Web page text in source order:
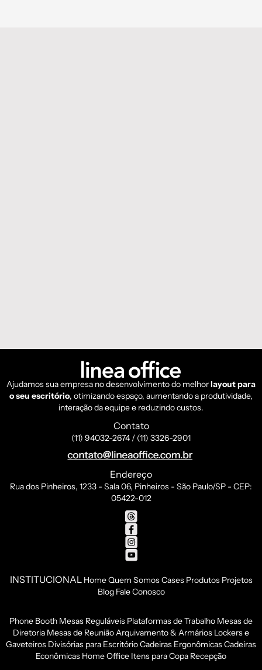
Ajudamos sua empresa no desenvolvimento do melhorlayout para
o seu escritório, otimizando espaço, aumentando a produtividade,
interação da equipe e reduzindo custos.
Contato
(11) 94032-2674 / (11) 3326-2901
Endereço
Rua dos Pinheiros, 1233 - Sala 06, Pinheiros - São Paulo/SP - CEP:
05422-012
INSTITUCIONAL HomeQuem SomosCases Produtos Projetos
Blog Fale Conosco
Phone Booth Mesas Reguláveis Plataformas de Trabalho Mesas de
Diretoria Mesas de ReuniãoArquivamento & Armários Lockers e
Gaveteiros Divisórias para EscritórioCadeiras ErgonômicasCadeiras
Econômicas Home Office Itens para Copa Recepção